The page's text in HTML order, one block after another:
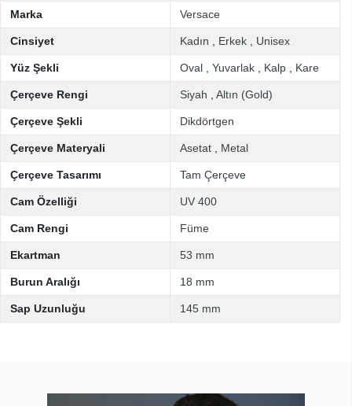
Marka Versace
Cinsiyet Kadın Erkek Unisex
Yüz Şekli Oval Yuvarlak Kalp Kare
Çerçeve Rengi Siyah Altın (Gold)
Çerçeve Şekli Dikdörtgen
Çerçeve Materyali Asetat Metal
Çerçeve Tasarımı Tam Çerçeve
Cam Özelliği UV 400
Cam Rengi Füme
Ekartman 53 mm
Burun Aralığı 18 mm
Sap Uzunluğu 145 mm